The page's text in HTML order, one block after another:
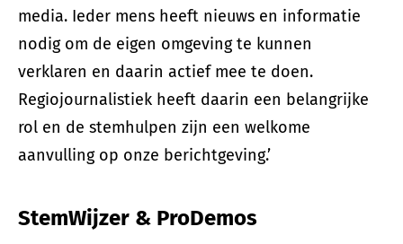
media. Ieder mens heeft nieuws en informatie
nodig om de eigen omgeving te kunnen
verklaren en daarin actief mee te doen.
Regiojournalistiek heeft daarin een belangrijke
rol en de stemhulpen zijn een welkome
aanvulling op onze berichtgeving.’
StemWijzer & ProDemos